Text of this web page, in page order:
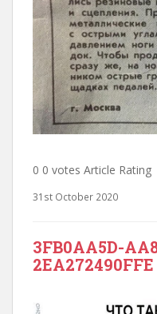
0 0 votes Article Rating
31st October 2020
3FB0AA5D-
2EA272490FFE